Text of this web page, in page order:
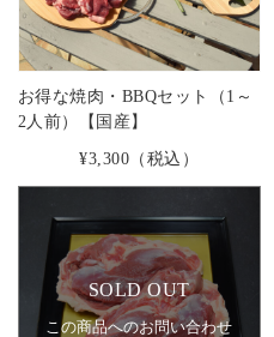
お得な焼肉・BBQセット（1～
2人前）【国産】
¥3,300 （税込）
SOLD OUT
この商品へのお問い合わせ